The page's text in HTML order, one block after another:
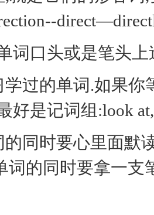
词口头或是笔头
学过的单词.如果
好是记词组:look
的同时要心里面默
词的同时要拿一支